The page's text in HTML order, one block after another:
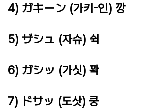
4) ガキーン (가키-인) 깡
5) ザシュ (자슈) 쉭
6) ガシッ (가싯) 꽉
7) ドサッ (도삿) 쿵